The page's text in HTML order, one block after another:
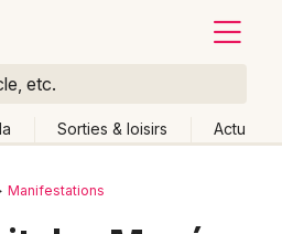
etc.
Sorties & loisirs Actu
Manifestations